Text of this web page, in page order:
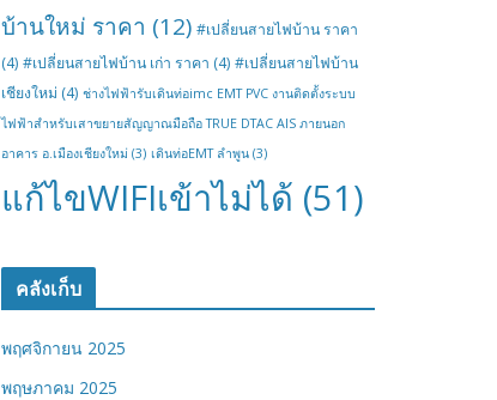
บ้านใหม่ ราคา (12) #เปลี่ยนสายไฟบ้าน ราคา
(4) #เปลี่ยนสายไฟบ้าน เก่า ราคา (4) #เปลี่ยนสายไฟบ้าน
เชียงใหม่ (4) ช่างไฟฟ้ารับเดินท่อimc EMT PVC งานติดตั้งระบบ
ไฟฟ้าสำหรับเสาขยายสัญญาณมือถือ TRUE DTAC AIS ภายนอก
อาคาร อ.เมืองเชียงใหม่ (3) เดินท่อEMT ลำพูน (3)
แก้ไขWIFIเข้าไม่ได้ (51)
คลังเก็บ
พฤศจิกายน 2025
พฤษภาคม 2025